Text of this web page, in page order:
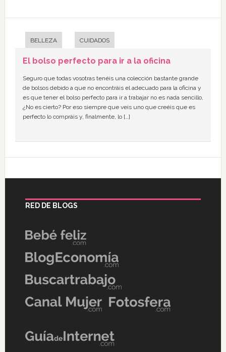
BELLEZA CUIDADOS
El bolso perfecto para ir a la oficina
Seguro que todas vosotras tenéis una colección bastante grande
de bolsos debido a que no encontráis el adecuado para la oficina y
es que tener el bolso perfecto para ir a trabajar no es nada sencillo,
¿No es cierto? Por eso siempre que veis uno que creéis que es
perfecto lo compráis y, finalmente, lo […]
RED DE BLOGS